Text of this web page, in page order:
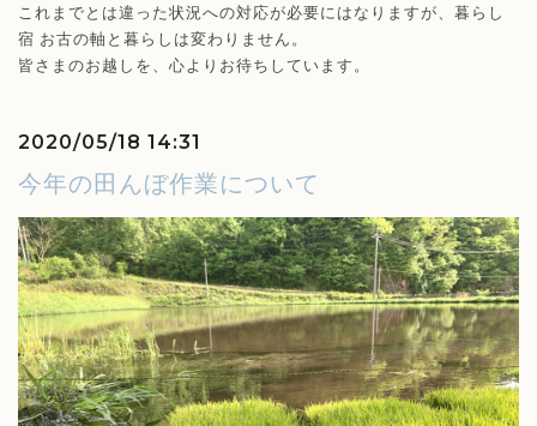
これまでとは違った状況への対応が必要にはなりますが、暮らし
宿 お古の軸と暮らしは変わりません。
皆さまのお越しを、心よりお待ちしています。
2020/05/18 14:31
今年の田んぼ作業について